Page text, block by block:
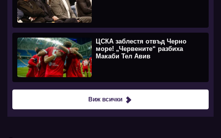
ЦСКА заблестя отвъд Черно
море! „Червените“ разбиха
Макаби Тел Авив
Виж всички